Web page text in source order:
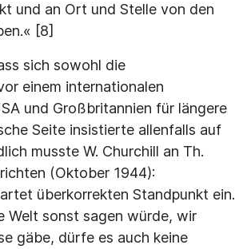
und an Ort und Stelle von den
[8]
sich sowohl die
einem internationalen
und Großbritannien für längere
Seite insistierte allenfalls auf
musste W. Churchill an Th.
(Oktober 1944):
überkorrekten Standpunkt ein.
Welt sonst sagen würde, wir
gäbe, dürfe es auch keine